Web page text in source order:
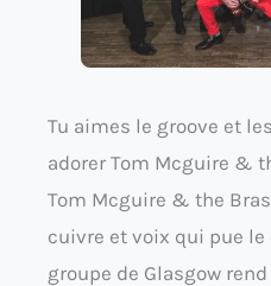
Tu aimes le groove et
adorer Tom Mcguire &
Tom Mcguire & the
cuivre et voix qui pue le
groupe de Glasgow